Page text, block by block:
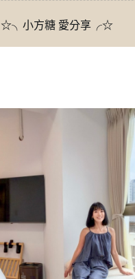
☆╮小方糖 愛分享╭☆